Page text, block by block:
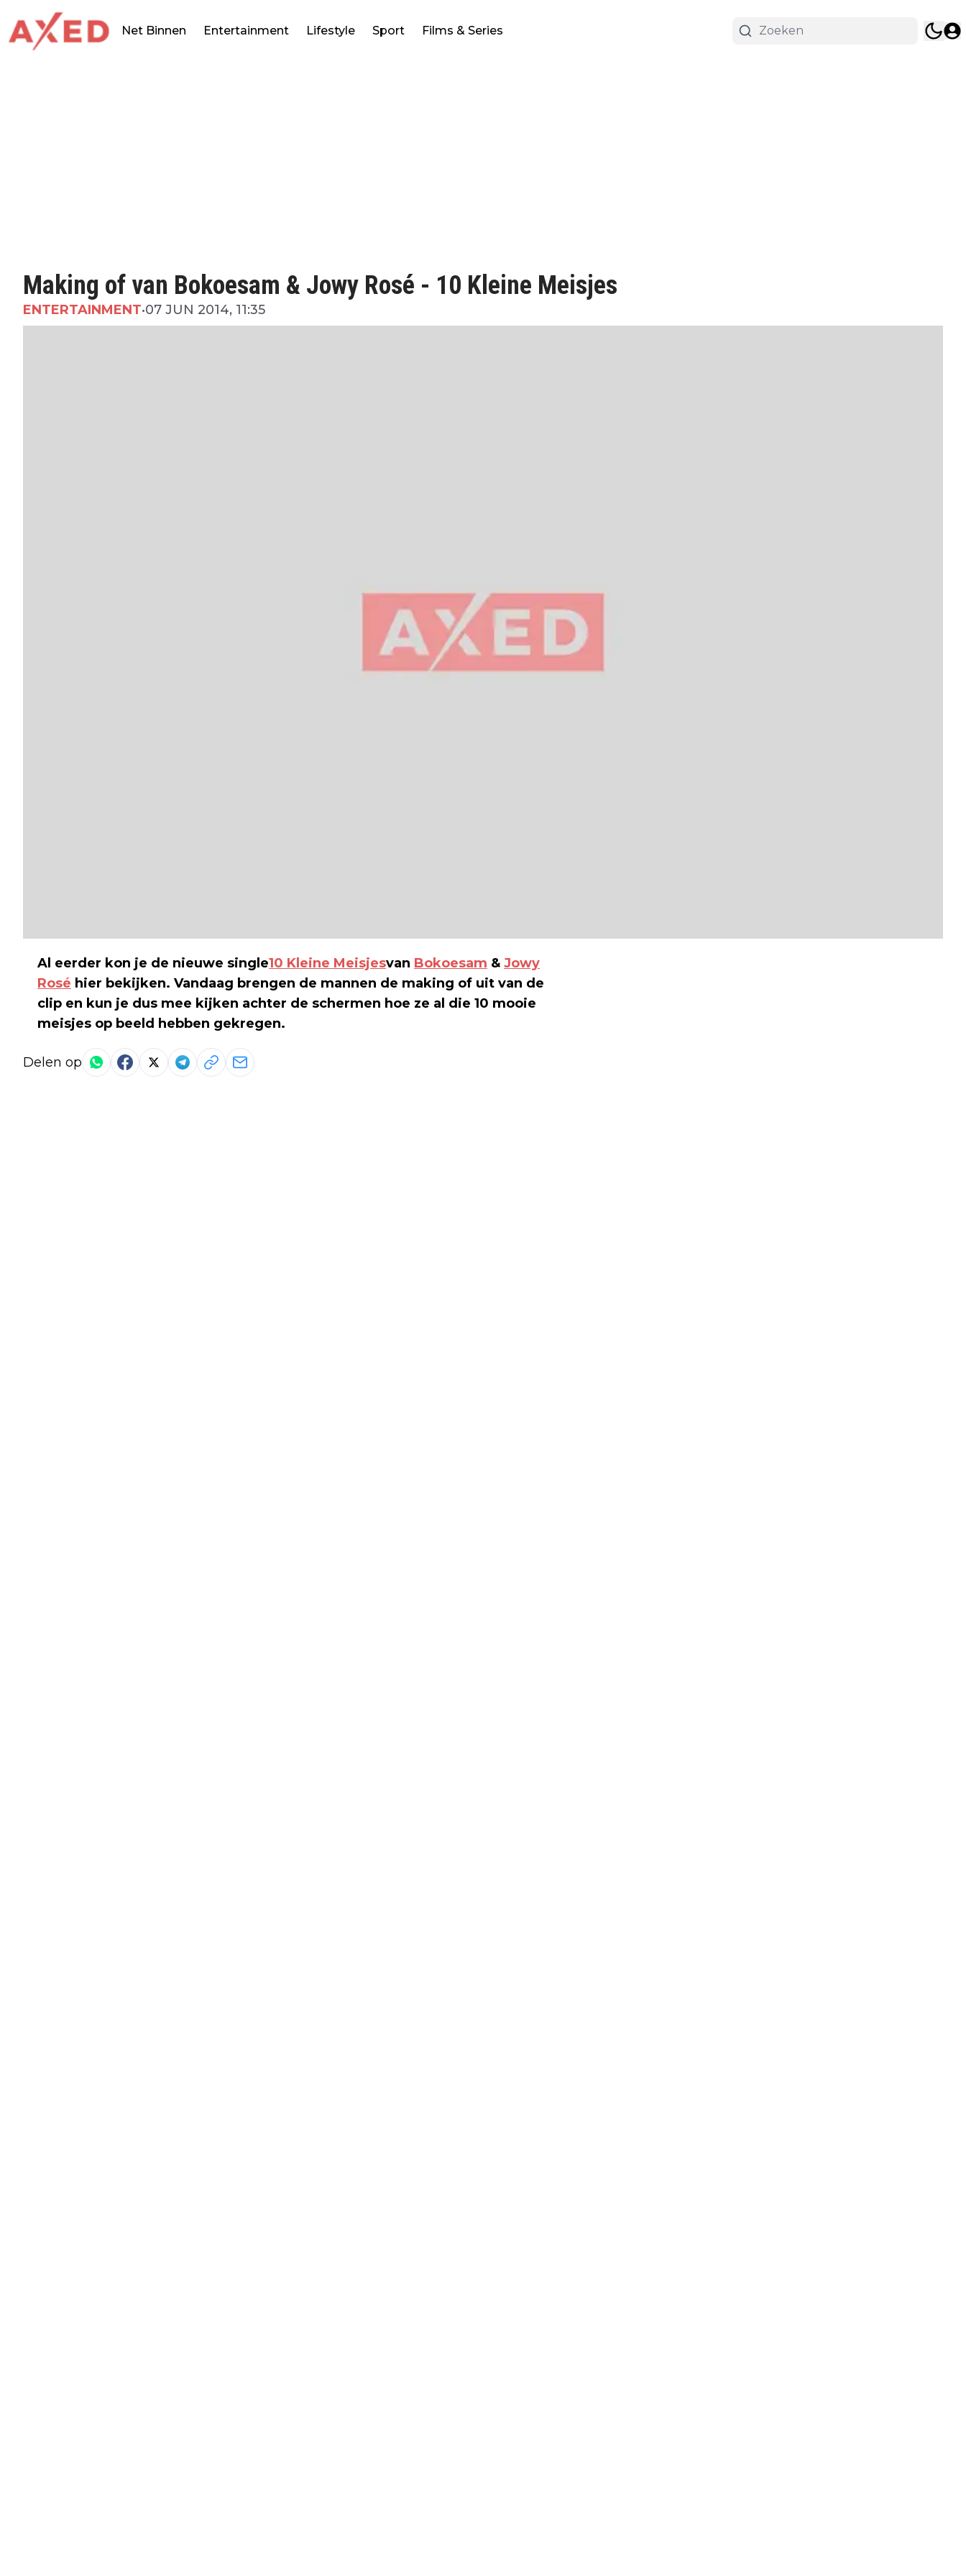
Net Binnen Entertainment Lifestyle Sport Films & Series
Making of van Bokoesam & Jowy Rosé - 10 Kleine Meisjes
ENTERTAINMENT•07 JUN 2014, 11:35
Al eerder kon je de nieuwe single10 Kleine Meisjesvan Bokoesam & Jowy
Rosé hier bekijken. Vandaag brengen de mannen de making of uit van de
clip en kun je dus mee kijken achter de schermen hoe ze al die 10 mooie
meisjes op beeld hebben gekregen.
Delen op